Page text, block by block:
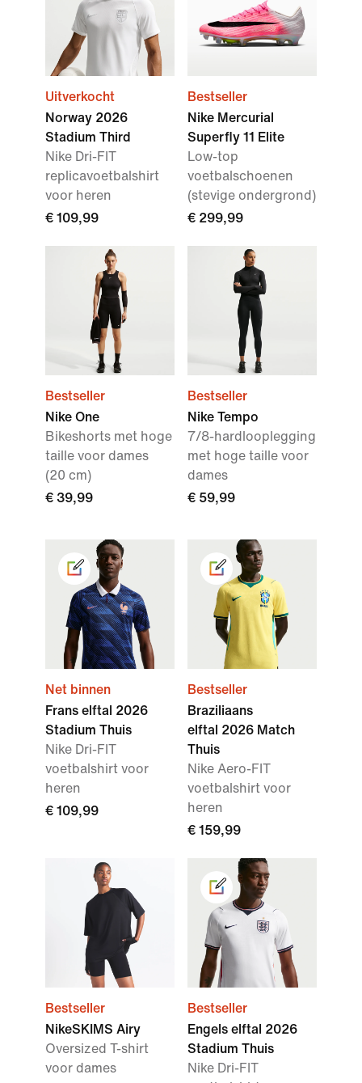
Uitverkocht
Norway 2026
Stadium Third
Nike Dri-FIT
replicavoetbalshirt
voor heren
€ 109,99
Bestseller
Nike Mercurial
Superfly 11 Elite
Low-top
voetbalschoenen
(stevige ondergrond)
€ 299,99
Bestseller
Nike One
Bikeshorts met hoge
taille voor dames
(20 cm)
€ 39,99
Bestseller
Nike Tempo
7/8-hardlooplegging
met hoge taille voor
dames
€ 59,99
Net binnen
Frans elftal 2026
Stadium Thuis
Nike Dri-FIT
voetbalshirt voor
heren
€ 109,99
Bestseller
Braziliaans
elftal 2026 Match
Thuis
Nike Aero-FIT
voetbalshirt voor
heren
€ 159,99
Bestseller
NikeSKIMS Airy
Oversized T-shirt
voor dames
Bestseller
Engels elftal 2026
Stadium Thuis
Nike Dri-FIT